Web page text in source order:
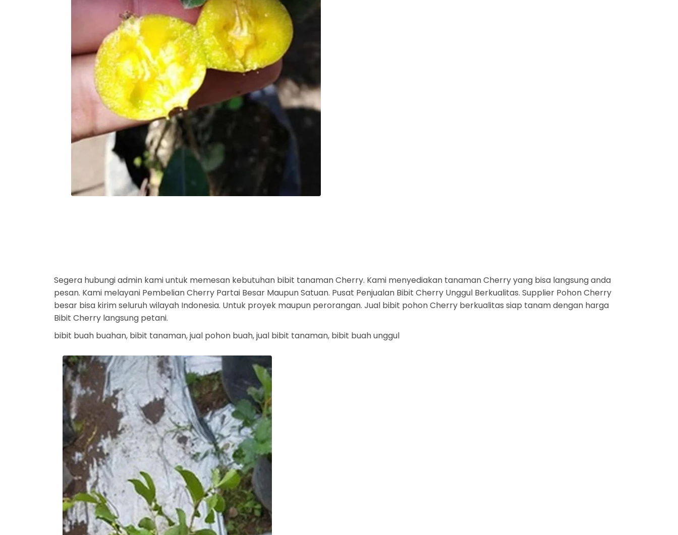
Segera hubungi admin kami untuk memesan kebutuhan bibit tanaman Cherry. Kami menyediakan tanaman Cherry yang bisa langsung anda
pesan. Kami melayani Pembelian Cherry Partai Besar Maupun Satuan. Pusat Penjualan Bibit Cherry Unggul Berkualitas. Supplier Pohon Cherry
besar bisa kirim seluruh wilayah Indonesia. Untuk proyek maupun perorangan. Jual bibit pohon Cherry berkualitas siap tanam dengan harga
Bibit Cherry langsung petani.
bibit buah buahan, bibit tanaman, jual pohon buah, jual bibit tanaman, bibit buah unggul